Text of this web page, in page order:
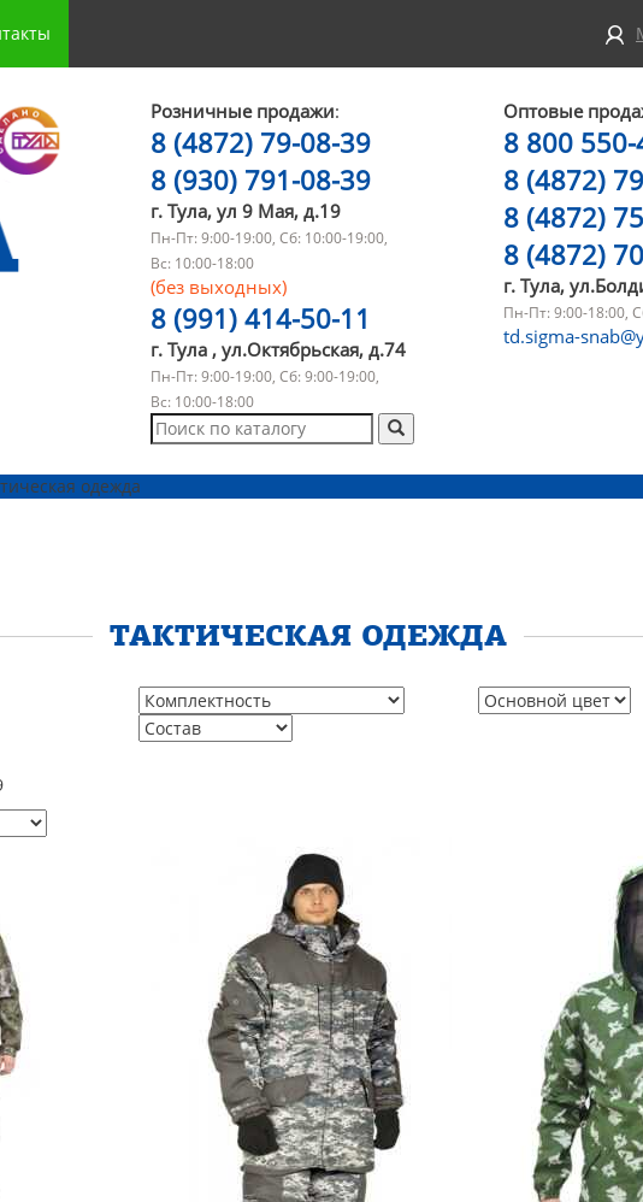
Розничные продажи:
8 (4872) 79-08-39
8 (930) 791-08-39
г. Тула, ул 9 Мая, д.19
Пн-Пт: 9:00-19:00, Сб: 10:00-19:00,
Вс: 10:00-18:00
(без выходных)
8 (991) 414-50-11
г. Тула , ул.Октябрьская, д.74
Пн-Пт: 9:00-19:00, Сб: 9:00-19:00,
Вс: 10:00-18:00
Оптовые
8 800
8 (4872)
8 (4872)
8 (4872)
г. Тула,
Пн-Пт: 9:00-18:00,
td.sigma-
одежда
ТАКТИЧЕСКАЯ ОДЕЖДА